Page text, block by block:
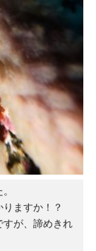
ますか！？
すが、諦めきれ